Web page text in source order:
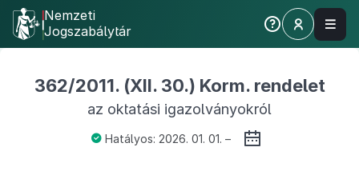
Nemzeti
Jogszabálytár
362/2011. (XII. 30.) Korm. rendelet
az oktatási igazolványokról
Hatályos: 2026. 01. 01. –